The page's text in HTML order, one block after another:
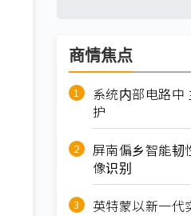
商情焦点
系统内部电路中
护
屏南偏乡智能韧
像识别
英特蒙以新一代